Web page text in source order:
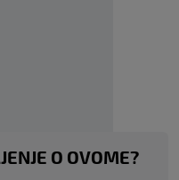
O OVOME?